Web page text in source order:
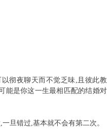
彻夜聊天而不觉乏味,且彼此教
能是你这一生最相匹配的结婚对
旦错过,基本就不会有第二次。